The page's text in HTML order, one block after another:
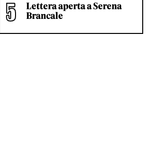
Lettera aperta a Serena
Brancale